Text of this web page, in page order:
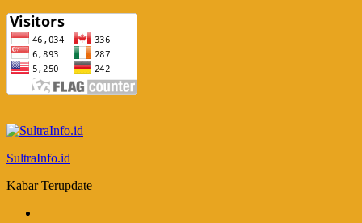
SultraInfo.id
Kabar Terupdate